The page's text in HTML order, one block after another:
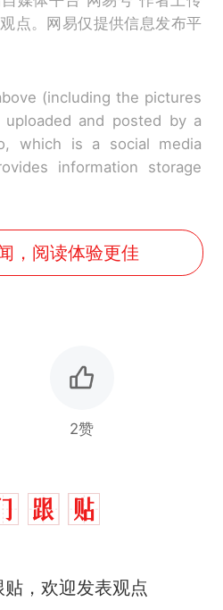
点。网易仅提供信息发布平
(including the pictures
and posted by a
which is a social media
information storage
，阅读体验更佳
2赞
，欢迎发表观点